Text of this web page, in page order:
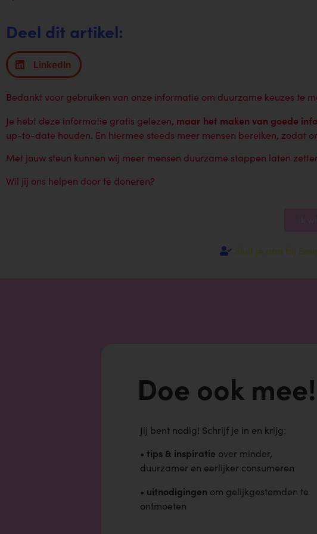
Deel dit artikel:
LinkedIn
Bedankt voor gebruiken van onze informatie om duurzame keuzes te
Je hebt deze informatie gratis gelezen, maar het maken van goede
up-to-date houden. En hiermee steeds meer mensen bereiken, zodat
Met jouw steun kunnen wij meer mensen duurzame stappen laten
Wil jij ons helpen door te doneren?
Sluit je aan bij
Doe ook mee!
Jij bent nodig! Schrijf je in en krijg:
• tips & inspiratie over minder,
duurzamer en eerlijker consumeren
• uitnodigingen om gelijkgestemden te
ontmoeten